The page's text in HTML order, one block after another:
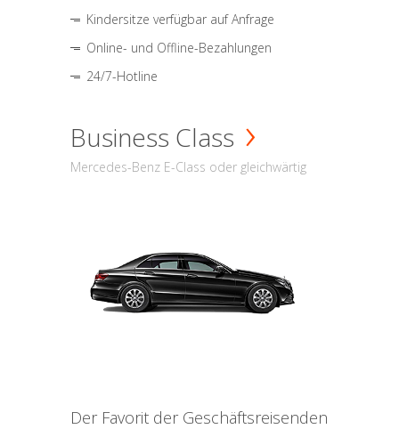
Kindersitze verfügbar auf Anfrage
Online- und Offline-Bezahlungen
24/7-Hotline
Business Class
Mercedes-Benz E-Class oder gleichwärtig
Der Favorit der Geschäftsreisenden